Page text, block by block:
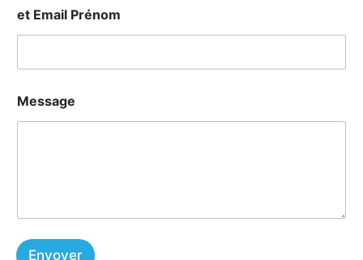
et Email Prénom
Message
Envoyer